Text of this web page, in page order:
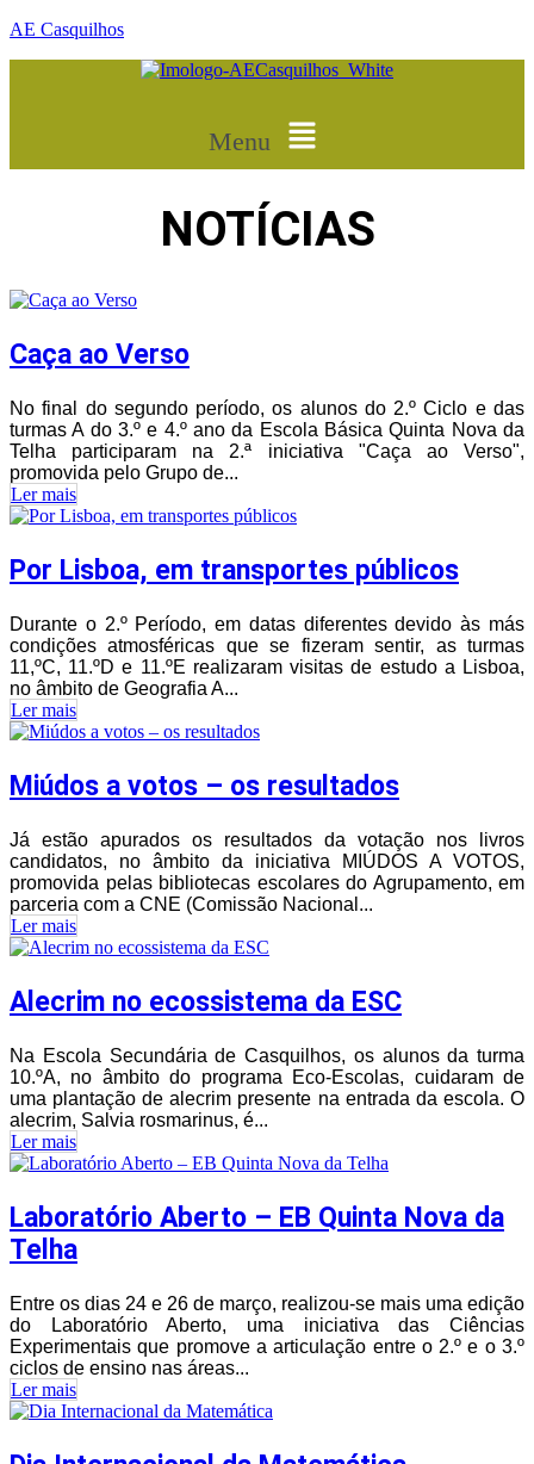
AE Casquilhos
Menu
NOTÍCIAS
Caça ao Verso
No final do segundo período, os alunos do 2.º Ciclo e das
turmas A do 3.º e 4.º ano da Escola Básica Quinta Nova da
Telha participaram na 2.ª iniciativa "Caça ao Verso",
promovida pelo Grupo de...
Ler mais
Por Lisboa, em transportes públicos
Durante o 2.º Período, em datas diferentes devido às más
condições atmosféricas que se fizeram sentir, as turmas
11,ºC, 11.ºD e 11.ºE realizaram visitas de estudo a Lisboa,
no âmbito de Geografia A...
Ler mais
Miúdos a votos – os resultados
Já estão apurados os resultados da votação nos livros
candidatos, no âmbito da iniciativa MIÚDOS A VOTOS,
promovida pelas bibliotecas escolares do Agrupamento, em
parceria com a CNE (Comissão Nacional...
Ler mais
Alecrim no ecossistema da ESC
Na Escola Secundária de Casquilhos, os alunos da turma
10.ºA, no âmbito do programa Eco-Escolas, cuidaram de
uma plantação de alecrim presente na entrada da escola. O
alecrim, Salvia rosmarinus, é...
Ler mais
Laboratório Aberto – EB Quinta Nova da
Telha
Entre os dias 24 e 26 de março, realizou-se mais uma edição
do Laboratório Aberto, uma iniciativa das Ciências
Experimentais que promove a articulação entre o 2.º e o 3.º
ciclos de ensino nas áreas...
Ler mais